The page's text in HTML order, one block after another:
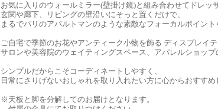
お気に入りのウォールミラー(壁掛け鏡)と組み合わせてドレッ
玄関や廊下、リビングの壁沿いにそっと置くだけで、
まるでパリのアパルトマンのような素敵なフォーカルポイント
ご自宅で季節のお花やアンティーク小物を飾る ディスプレイテ
サロンや美容院のウェイティングスペース、アパレルショップ
シンプルだからこそコーディネートしやすく、
日常にさりげないおしゃれを取り入れたい方に心からおすすめ
※天板と脚を分解してのお届けとなります。